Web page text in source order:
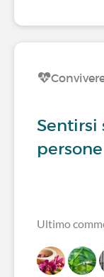
Sentirsi
Ultimo